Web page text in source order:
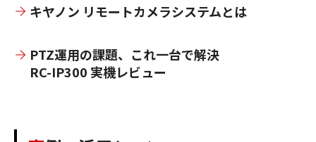
キヤノン リモートカメラシステムとは
PTZ運用の課題、これ一台で解決
RC-IP300 実機レビュー